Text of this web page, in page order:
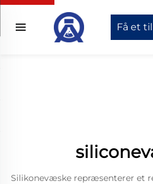
Få et
Silikonevæske repræsenterer et